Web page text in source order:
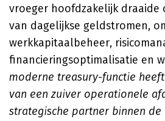
vroeger hoofdzakelijk draaide
van dagelijkse geldstromen,
werkkapitaalbeheer,
financieringsoptimalisatie en
moderne treasury-functie
van een zuiver operationele
strategische partner binnen